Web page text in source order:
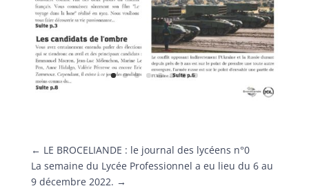
← LE BROCELIANDE : le journal des lycéens n°0
La semaine du Lycée Professionnel a eu lieu du 6 au
9 décembre 2022. →